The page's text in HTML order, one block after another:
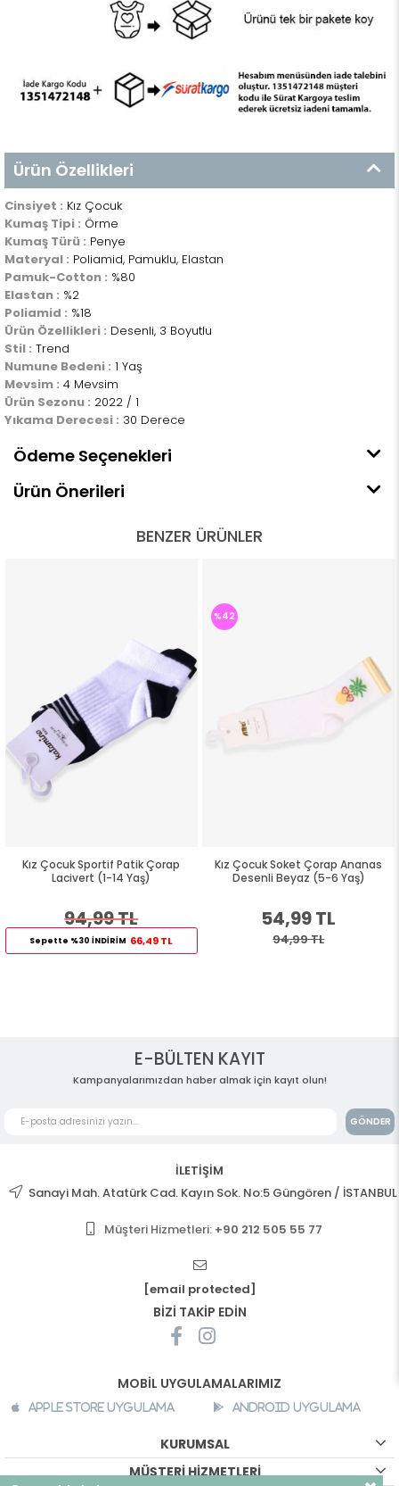
Ürün Özellikleri
Cinsiyet : Kız Çocuk
Kumaş Tipi : Örme
Kumaş Türü : Penye
Materyal : Poliamid, Pamuklu, Elastan
Pamuk-Cotton : %80
Elastan : %2
Poliamid : %18
Ürün Özellikleri : Desenli, 3 Boyutlu
Stil : Trend
Numune Bedeni : 1 Yaş
Mevsim : 4 Mevsim
Ürün Sezonu : 2022 / 1
Yıkama Derecesi : 30 Derece
Ödeme Seçenekleri
Ürün Önerileri
BENZER ÜRÜNLER
Kız Çocuk Sportif Patik Çorap
Lacivert (1-14 Yaş)
94,99 TL
Sepette %30 İNDİRİM 66,49 TL
Kız Çocuk Soket Çorap Ananas
Desenli Beyaz (5-6 Yaş)
54,99 TL
94,99 TL
%42
E-BÜLTEN KAYIT
Kampanyalarımızdan haber almak için kayıt olun!
GÖNDER
İLETİŞİM
Sanayi Mah. Atatürk Cad. Kayın Sok. No:5 Güngören / İSTANBUL
Müşteri Hizmetleri: +90 212 505 55 77
[email protected]
BİZİ TAKİP EDİN
MOBİL UYGULAMALARIMIZ
Apple Store Uygulama Android Uygulama
KURUMSAL
MÜŞTERİ HİZMETLERİ